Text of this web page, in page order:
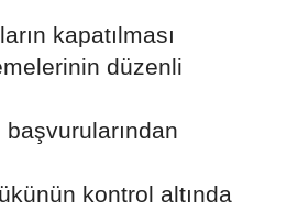
kapatılması
düzenli
kontrol altında